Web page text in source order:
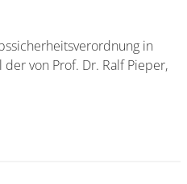
in
von Prof. Dr. Ralf Pieper,
zur